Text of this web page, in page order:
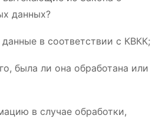
данных?
в соответствии с КВКК;
была ли она обработана или
в случае обработки,